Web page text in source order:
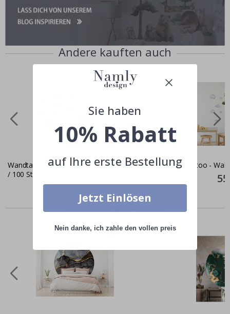
Andere kauften auch
Wandtattoo - Punkte / Blau Grau Gelb
/ 100 Stück
Special
29,00 €
Wandtattoo -
Ähnliche produkte
Sie haben
10% Rabatt
auf Ihre erste Bestellung
Jetzt Einlösen
Nein danke, ich zahle den vollen preis